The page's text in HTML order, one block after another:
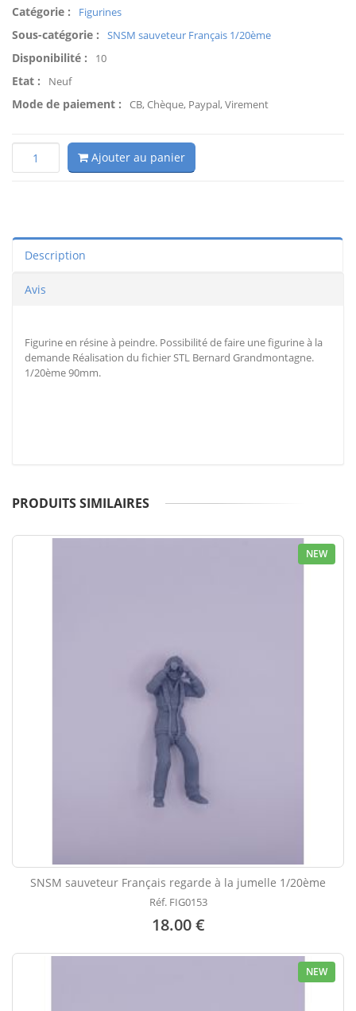
Catégorie : Figurines
Sous-catégorie : SNSM sauveteur Français 1/20ème
Disponibilité : 10
Etat : Neuf
Mode de paiement : CB, Chèque, Paypal, Virement
Ajouter au panier
Description
Avis
Figurine en résine à peindre. Possibilité de faire une figurine à la
demande Réalisation du fichier STL Bernard Grandmontagne.
1/20ème 90mm.
PRODUITS SIMILAIRES
NEW
SNSM sauveteur Français regarde à la jumelle 1/20ème
Réf. FIG0153
18.00 €
NEW